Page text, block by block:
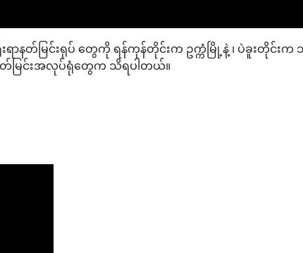
တ်မြင်းရုပ် တွေကို ရန်ကုန်တိုင်းက ဥက္ကံမြို့နဲ့ ၊ ပဲခူးတိုင်း‌က
မြင်းအလုပ်ရုံတွေက သိရပါတယ်။